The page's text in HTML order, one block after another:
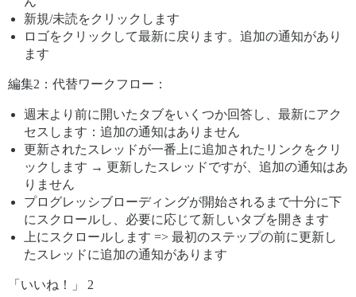
新規/未読をクリックします
ロゴをクリックして最新に戻ります。追加の通知があり
ます
編集2：代替ワークフロー：
週末より前に開いたタブをいくつか回答し、最新にアク
セスします：追加の通知はありません
更新されたスレッドが一番上に追加されたリンクをクリ
ックします → 更新したスレッドですが、追加の通知はあ
りません
プログレッシブローディングが開始されるまで十分に下
にスクロールし、必要に応じて新しいタブを開きます
上にスクロールします => 最初のステップの前に更新し
たスレッドに追加の通知があります
「いいね！」 2